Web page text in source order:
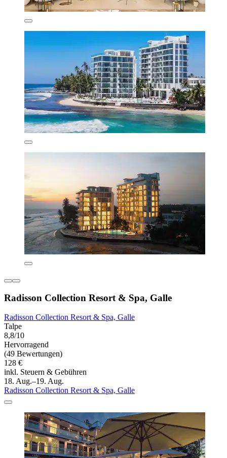
Radisson Collection Resort & Spa, Galle
Radisson Collection Resort & Spa, Galle
Talpe
8,8/10
Hervorragend
(49 Bewertungen)
128 €
inkl. Steuern & Gebühren
18. Aug.–19. Aug.
Radisson Collection Resort & Spa, Galle